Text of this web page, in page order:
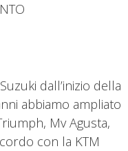
dall’inizio della
abbiamo ampliato
Mv Agusta,
con la KTM